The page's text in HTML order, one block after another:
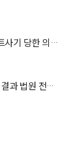
[전세자금반환소송 승소] 수원부동산변호사, 아파트사기 당한 의뢰인 민사소송 조력
[전세금소송 결과] 민사소송변호사 지급 의무 강조 결과 법원 전액 지급 확정